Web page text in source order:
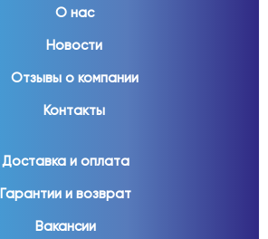
О нас
Новости
Отзывы о компании
Контакты
Доставка и оплата
Гарантии и возврат
Вакансии